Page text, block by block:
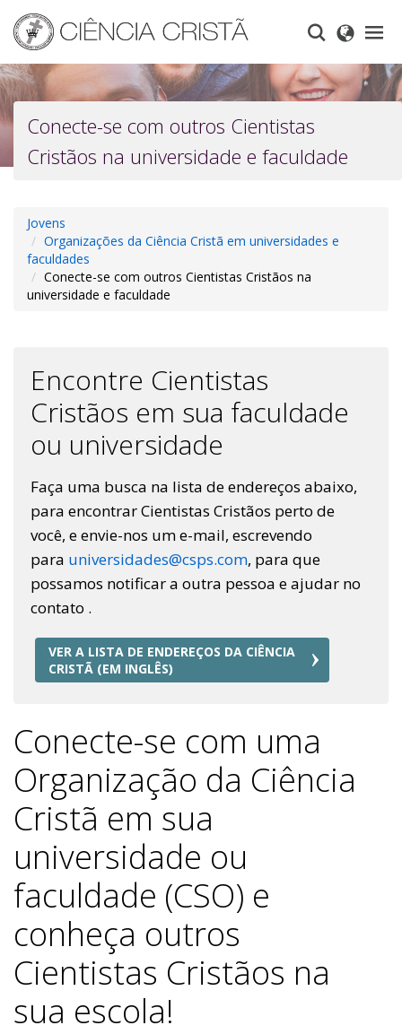
main
content
Conecte-se com outros Cientistas
Cristãos na universidade e faculdade
Jovens
Organizações da Ciência Cristã em universidades e
faculdades
Conecte-se com outros Cientistas Cristãos na
universidade e faculdade
Encontre Cientistas
Cristãos em sua faculdade
ou universidade
Faça uma busca na lista de endereços abaixo,
para encontrar Cientistas Cristãos perto de
você, e envie-nos um e-mail, escrevendo
para universidades@csps.com, para que
possamos notificar a outra pessoa e ajudar no
contato .
VER A LISTA DE ENDEREÇOS DA CIÊNCIA
CRISTÃ (EM INGLÊS)
Conecte-se com uma
Organização da Ciência
Cristã em sua
universidade ou
faculdade (CSO) e
conheça outros
Cientistas Cristãos na
sua escola!